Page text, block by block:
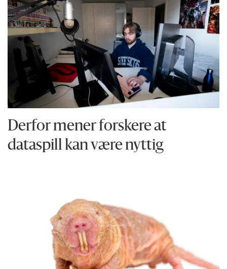
Derfor mener forskere at
dataspill kan være nyttig